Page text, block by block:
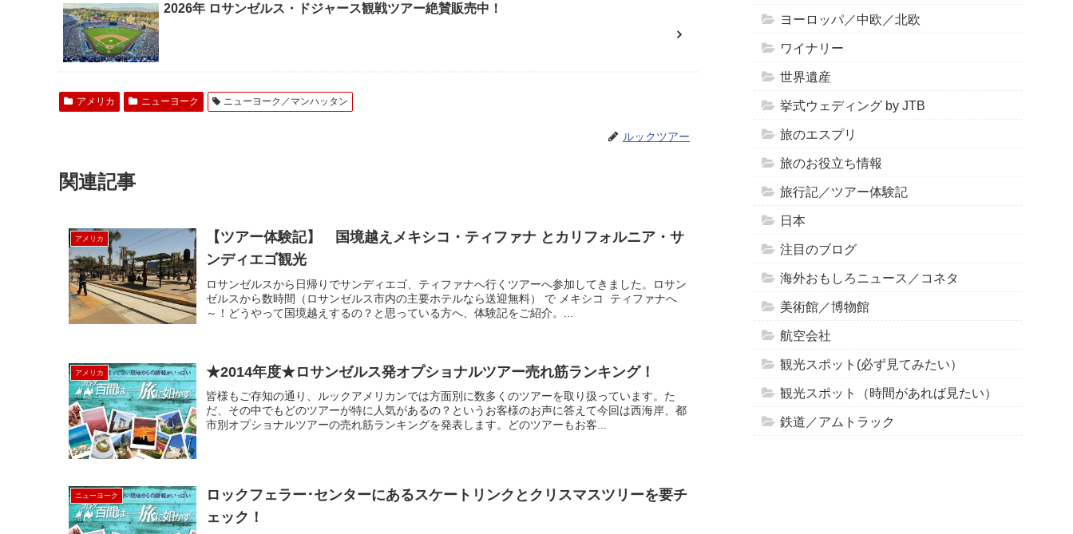
2026年 ロサンゼルス・ドジャース観戦ツアー絶賛販売中！
アメリカ ニューヨーク ニューヨーク／マンハッタン
ルックツアー
関連記事
アメリカ
【ツアー体験記】 国境越えメキシコ・ティファナ とカリフォルニア・サ
ンディエゴ観光
ロサンゼルスから日帰りでサンディエゴ、ティファナへ行くツアーへ参加してきました。ロサン
ゼルスから数時間（ロサンゼルス市内の主要ホテルなら送迎無料） で メキシコ ティファナへ
～！どうやって国境越えするの？と思っている方へ、体験記をご紹介。...
アメリカ ★2014年度★ロサンゼルス発オプショナルツアー売れ筋ランキング！
皆様もご存知の通り、ルックアメリカンでは方面別に数多くのツアーを取り扱っています。た
だ、その中でもどのツアーが特に人気があるの？というお客様のお声に答えて今回は西海岸、都
市別オプショナルツアーの売れ筋ランキングを発表します。どのツアーもお客...
ニューヨーク
ロックフェラー･センターにあるスケートリンクとクリスマスツリーを要チ
ェック！
ヨーロッパ／中欧／北欧
ワイナリー
世界遺産
挙式ウェディング by JTB
旅のエスプリ
旅のお役立ち情報
旅行記／ツアー体験記
日本
注目のブログ
海外おもしろニュース／コネタ
美術館／博物館
航空会社
観光スポット(必ず見てみたい）
観光スポット（時間があれば見たい）
鉄道／アムトラック